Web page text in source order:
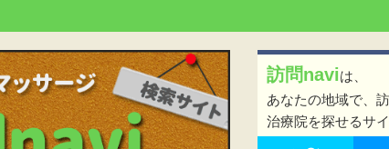
訪問naviは、
あなたの地域で、
治療院を探せるサ